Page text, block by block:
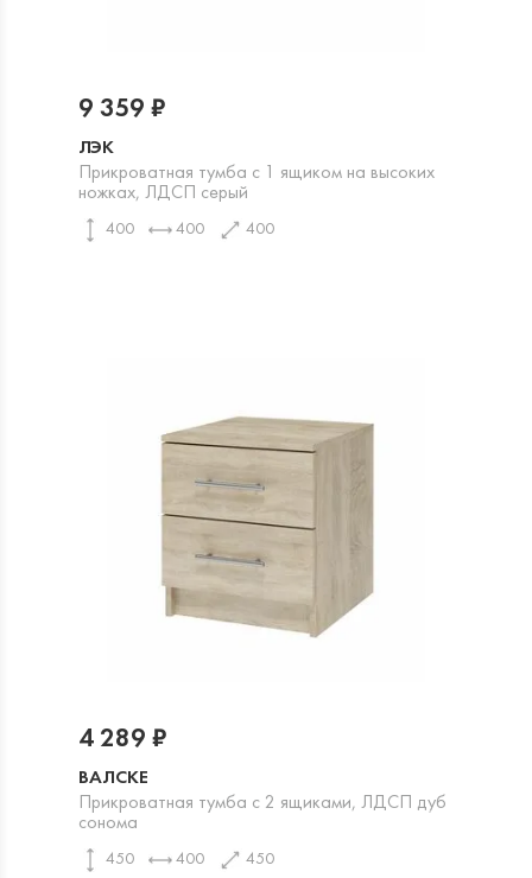
ЛЭК
Прикроватная тумба с 1 ящиком на высоких
ножках, ЛДСП серый
400 400 400
9 359 ₽
ВАЛСКЕ
Прикроватная тумба с 2 ящиками, ЛДСП дуб
сонома
450 400 450
4 289 ₽